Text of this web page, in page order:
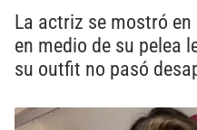
La actriz se mostró
en medio de su pelea
su outfit no pasó